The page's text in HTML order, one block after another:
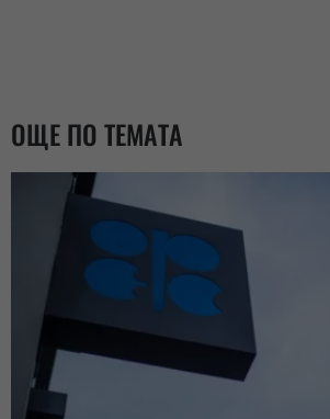
ОЩЕ ПО ТЕМАТА